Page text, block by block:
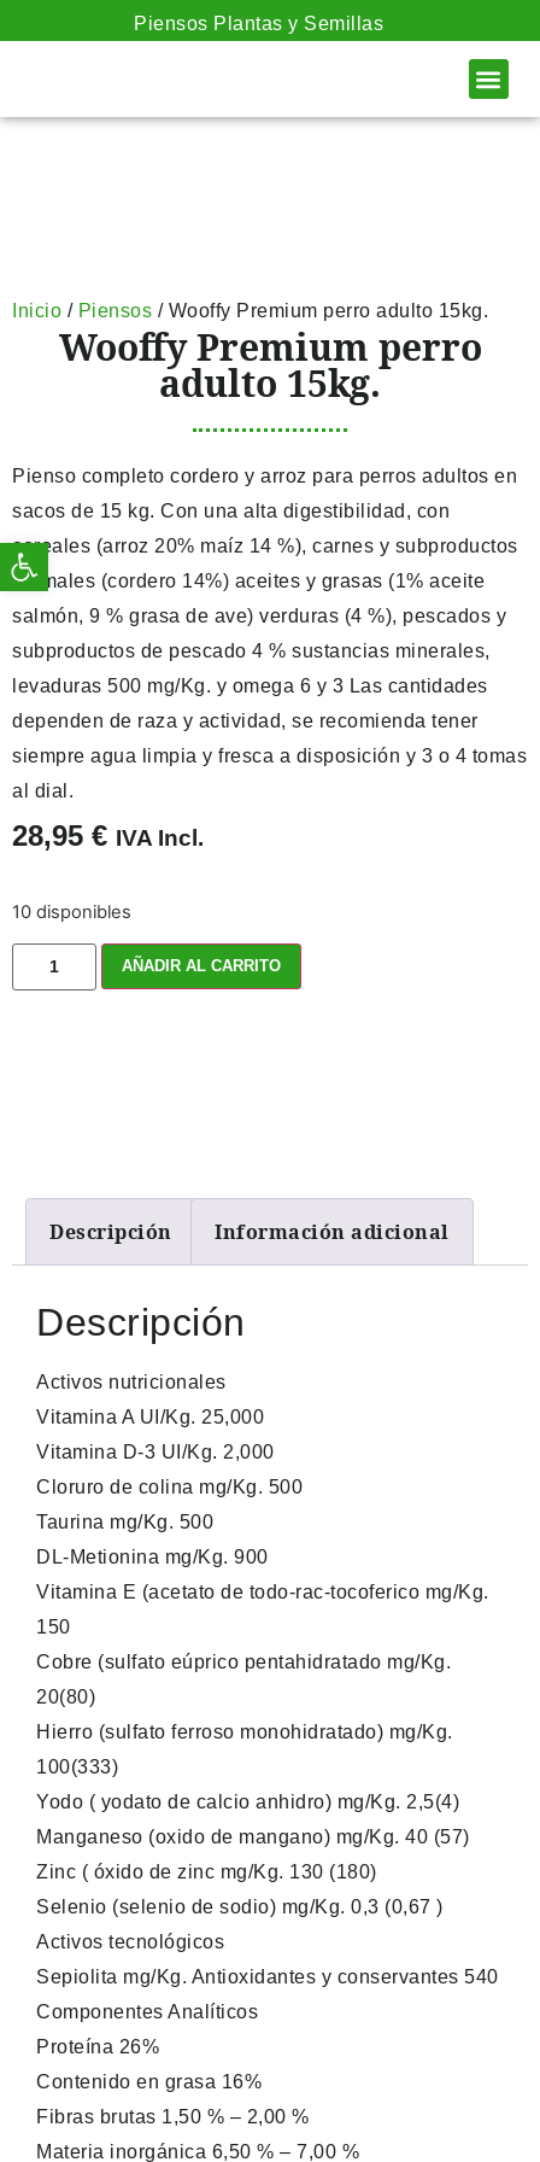
Piensos Plantas y Semillas
Inicio / Piensos / Wooffy Premium perro adulto 15kg.
Wooffy Premium perro
adulto 15kg.
Pienso completo cordero y arroz para perros adultos en
sacos de 15 kg. Con una alta digestibilidad, con
cereales (arroz 20% maíz 14 %), carnes y subproductos
animales (cordero 14%) aceites y grasas (1% aceite
salmón, 9 % grasa de ave) verduras (4 %), pescados y
subproductos de pescado 4 % sustancias minerales,
levaduras 500 mg/Kg. y omega 6 y 3 Las cantidades
dependen de raza y actividad, se recomienda tener
siempre agua limpia y fresca a disposición y 3 o 4 tomas
al dial.
28,95 € IVA Incl.
10 disponibles
AÑADIR AL CARRITO
Descripción Información adicional
Descripción
Activos nutricionales
Vitamina A UI/Kg. 25,000
Vitamina D-3 UI/Kg. 2,000
Cloruro de colina mg/Kg. 500
Taurina mg/Kg. 500
DL-Metionina mg/Kg. 900
Vitamina E (acetato de todo-rac-tocoferico mg/Kg.
150
Cobre (sulfato eúprico pentahidratado mg/Kg.
20(80)
Hierro (sulfato ferroso monohidratado) mg/Kg.
100(333)
Yodo ( yodato de calcio anhidro) mg/Kg. 2,5(4)
Manganeso (oxido de mangano) mg/Kg. 40 (57)
Zinc ( óxido de zinc mg/Kg. 130 (180)
Selenio (selenio de sodio) mg/Kg. 0,3 (0,67 )
Activos tecnológicos
Sepiolita mg/Kg. Antioxidantes y conservantes 540
Componentes Analíticos
Proteína 26%
Contenido en grasa 16%
Fibras brutas 1,50 % – 2,00 %
Materia inorgánica 6,50 % – 7,00 %
Abrir barra de herramientas